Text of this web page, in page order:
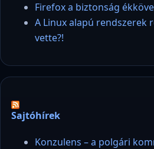
Firefox a biztonság
A Linux alapú rendszerek
vette?!
Sajtóhírek
Konzulens – a polgári